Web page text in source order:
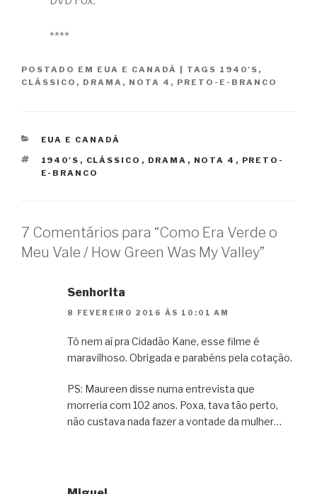
****
POSTADO EM EUA E CANADÁ | TAGS 1940'S ,
CLÁSSICO , DRAMA , NOTA 4 , PRETO-E-BRANCO
CATEGORIAS
EUA E CANADÁ
TAGS
1940'S , CLÁSSICO , DRAMA , NOTA 4 , PRETO-
E-BRANCO
7 Comentários para “Como Era Verde o
Meu Vale / How Green Was My Valley”
Senhorita
8 FEVEREIRO 2016 ÀS 10:01 AM
Tô nem aí pra Cidadão Kane, esse filme é
maravilhoso. Obrigada e parabéns pela cotação.
PS: Maureen disse numa entrevista que
morreria com 102 anos. Poxa, tava tão perto,
não custava nada fazer a vontade da mulher…